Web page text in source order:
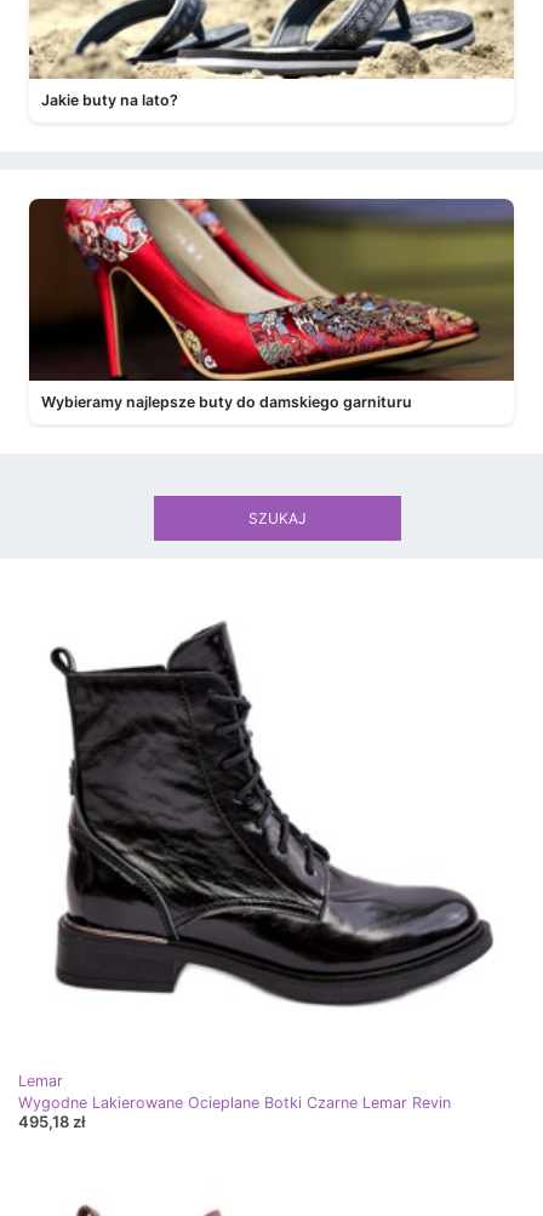
Jakie buty na lato?
Wybieramy najlepsze buty do damskiego garnituru
Lemar
Wygodne Lakierowane Ocieplane Botki Czarne Lemar Revin
495,18 zł
SZUKAJ